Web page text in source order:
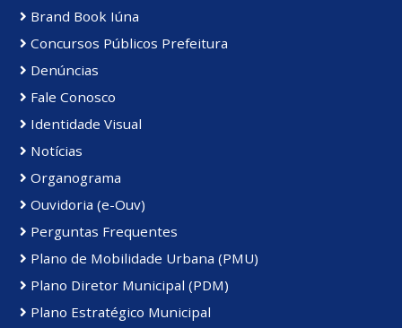
Brand Book Iúna
Concursos Públicos Prefeitura
Denúncias
Fale Conosco
Identidade Visual
Notícias
Organograma
Ouvidoria (e-Ouv)
Perguntas Frequentes
Plano de Mobilidade Urbana (PMU)
Plano Diretor Municipal (PDM)
Plano Estratégico Municipal